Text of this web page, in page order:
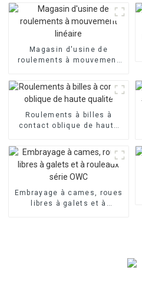
Magasin d'usine de
roulements à mouvement
Roulements à billes à
contact oblique de haute
Embrayage à cames, roues
libres à galets et à